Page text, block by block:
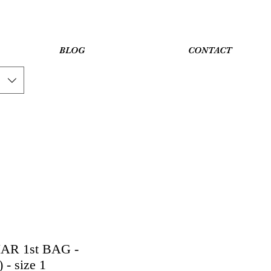
BLOG CONTACT
1st BAG -
- size 1